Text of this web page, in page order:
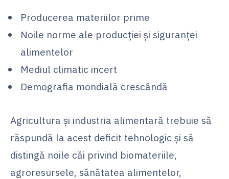
Producerea materiilor prime
Noile norme ale producției și siguranței
alimentelor
Mediul climatic incert
Demografia mondială crescândă
Agricultura și industria alimentară trebuie să
răspundă la acest deficit tehnologic și să
distingă noile căi privind biomateriile,
agroresursele, sănătatea alimentelor,